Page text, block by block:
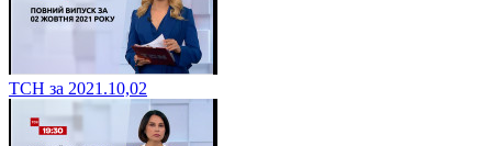
ТСН за 2021.10,02